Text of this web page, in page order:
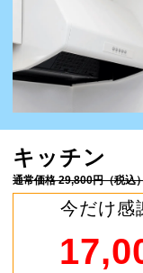
キッチン
通常価格 29,800円（税込
今だけ感